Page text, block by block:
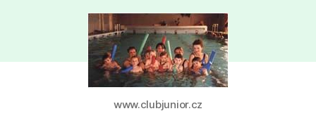
názvem
Mateřské
centrum
–
MC
www.clubjunior.cz